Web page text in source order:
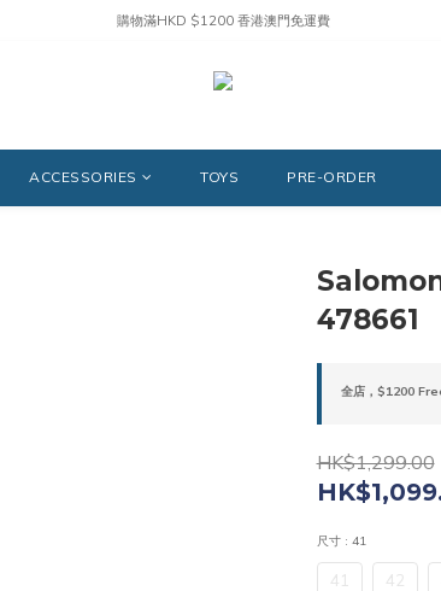
購物滿HKD $1200 香港澳門免運費
ACCESSORIES TOYS PRE-ORDER
478661
全店，$1200
HK$1,299.00
尺寸 : 41
41 42